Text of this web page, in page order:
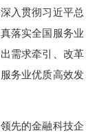
入贯彻习近平总
落实全国服务业
需求牵引、改革
务业优质高效发
先的金融科技企